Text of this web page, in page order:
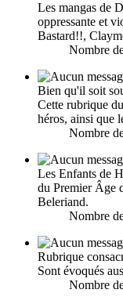
Les mangas de
oppressante et
Bastard!!,
Nombre
Bien qu'il soit
Cette rubrique
héros, ainsi que
Nombre
Les Enfants de
du Premier Âge
Beleriand.
Nombre
Rubrique
Sont évoqués
Nombre